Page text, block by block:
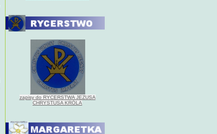
zapisy do RYCERSTWA JEZUSA
CHRYSTUSA KRÓLA